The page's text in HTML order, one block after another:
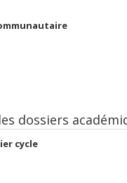
dossiers
cycle